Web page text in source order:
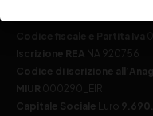
Iscrizione REA NA 920756
Codice di iscrizione
MIUR 000290_EIRI
Capitale Sociale Euro